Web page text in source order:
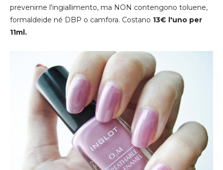
prevenirne l'ingiallimento, ma NON contengono toluene,
formaldeide né DBP o camfora. Costano 13€ l'uno per
11ml.